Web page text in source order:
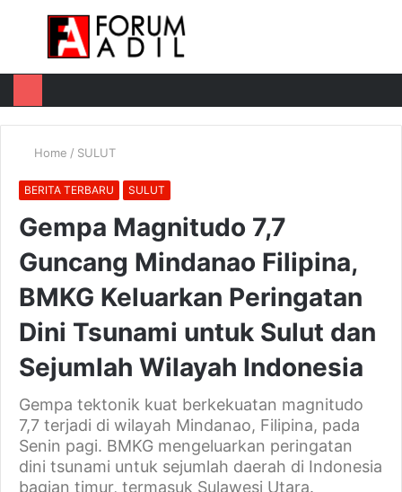
Menu
Home / SULUT
BERITA TERBARU SULUT
Gempa Magnitudo 7,7
Guncang Mindanao Filipina,
BMKG Keluarkan Peringatan
Dini Tsunami untuk Sulut dan
Sejumlah Wilayah Indonesia
Gempa tektonik kuat berkekuatan magnitudo
7,7 terjadi di wilayah Mindanao, Filipina, pada
Senin pagi. BMKG mengeluarkan peringatan
dini tsunami untuk sejumlah daerah di Indonesia
bagian timur, termasuk Sulawesi Utara.